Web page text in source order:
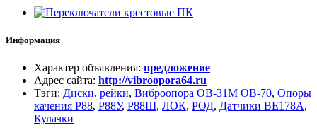
Информация
Характер объявления: предложение
Адрес сайта: http://vibroopora64.ru
Тэги: Диски, рейки, Виброопора ОВ-31М ОВ-70, Опоры
качения Р88, Р88У, Р88Ш, ЛОК, РОД, Датчики ВЕ178А,
Кулачки